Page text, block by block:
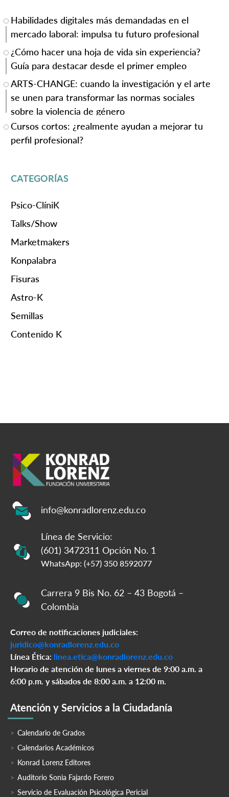
Habilidades digitales más demandadas en el
mercado laboral: impulsa tu futuro profesional
¿Cómo hacer una hoja de vida sin experiencia?
Guía para destacar desde el primer empleo
ARTS-CHANGE: cuando la investigación y el arte
se unen para transformar las normas sociales
sobre la violencia de género
Cursos cortos: ¿realmente ayudan a mejorar tu
perfil profesional?
CATEGORÍAS
Psico-ClíniK
Talks/Show
Marketmakers
Konpalabra
Fisuras
Astro-K
Semillas
Contenido K
info@konradlorenz.edu.co
Línea de Servicio:
(601) 3472311 Opción No. 1
WhatsApp: (+57) 350 8592077
Carrera 9 Bis No. 62 – 43 Bogotá –
Colombia
Correo de notificaciones judiciales:
juridico@konradlorenz.edu.co
Línea Ética: linea.etica@konradlorenz.edu.co
Horario de atención de lunes a viernes de 9:00 a.m. a
6:00 p.m. y sábados de 8:00 a.m. a 12:00 m.
Atención y Servicios a la Ciudadanía
Calendario de Grados
Calendarios Académicos
Konrad Lorenz Editores
Auditorio Sonia Fajardo Forero
Servicio de Evaluación Psicológica Pericial